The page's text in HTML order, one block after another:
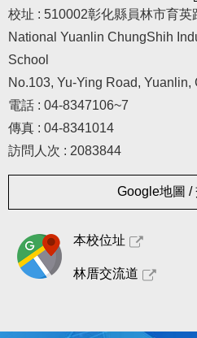
校址 : 510002彰化縣員林市育英
National Yuanlin ChungShih
School
No.103, Yu-Ying Road, Yuanlin,
電話 : 04-8347106~7
傳真 : 04-8341014
訪問人次 : 2083844
Google地圖 /
本校位址
林厝交流道